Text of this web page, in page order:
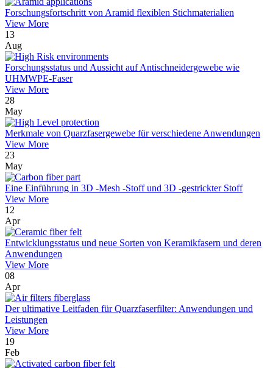
Forschungsfortschritt von Aramid flexiblen Stichmaterialien
View More
13
Aug
Forschungsstatus und Aussicht auf Antischneidergewebe wie
UHMWPE-Faser
View More
28
May
Merkmale von Quarzfasergewebe für verschiedene Anwendungen
View More
23
May
Eine Einführung in 3D -Mesh -Stoff und 3D -gestrickter Stoff
View More
12
Apr
Entwicklungsstatus und neue Sorten von Keramikfasern und deren
Anwendungen
View More
08
Apr
Der ultimative Leitfaden für Quarzfaserfilter: Anwendungen und
Leistungen
View More
19
Feb